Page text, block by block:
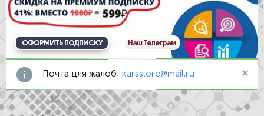
ОФОРМИТЬ ПОДПИСКУ Наш Телеграм
Почта для жалоб: kursstore@mail.ru